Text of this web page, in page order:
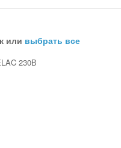
или выбрать все
230В